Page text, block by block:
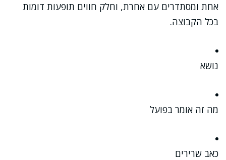
אחת ומסתדרים עם אחרת, וחלק חווים תופעות דומות
בכל הקבוצה.
נושא
מה זה אומר בפועל
כאב שרירים